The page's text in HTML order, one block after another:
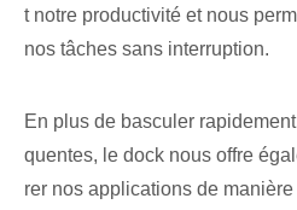
t notre productivité et nous
nos tâches sans interruption.
En plus de basculer
quentes, le dock nous offre
rer nos applications de